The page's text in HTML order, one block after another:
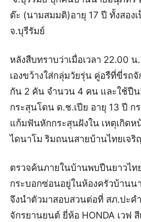
ต๊ะ (นามสมมติ)อายุ 17 ปี ทั้งสอง
จ.บุรีรัมย์
หลังสืบทราบว่าเมื่อเวลา 22.00 น
เองขว้างใส่กลุ่มวัยรุ่น คู่อรืที่ขี่รถ
กัน 2 คัน จำนวน 4 คน และใช้ปื
กระสุนโดน ด.ช.เปีย อายุ 13 ปี ก
แก้มฟันหักกระสุนฝังใน เหตุเกิดห
ไดนาโม ริมถนนสายบ้านไทยเจ
ตรวจค้นภายในบ้านพบปืนยาวไท
กระบอกซ่อนอยู่ในห้องครัวบ้านน
จึงนำตัวมาสอบสวนต่อที่ สภ.ปะค
จักรยานยนต์ ยี่ห้อ HONDA เวฟ สี